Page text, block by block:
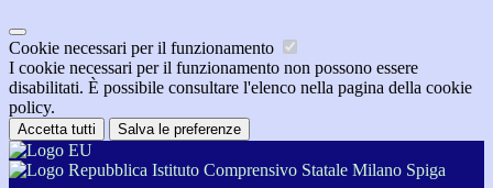
Cookie necessari per il funzionamento
I cookie necessari per il funzionamento non possono essere
disabilitati. È possibile consultare l'elenco nella pagina della cookie
policy.
Accetta tutti Salva le preferenze
Istituto Comprensivo Statale Milano Spiga